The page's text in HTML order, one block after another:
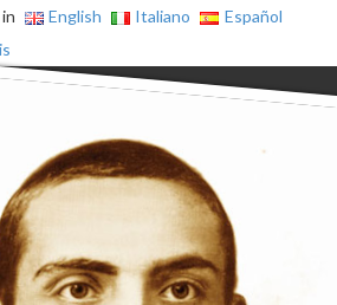
English Italiano
Español